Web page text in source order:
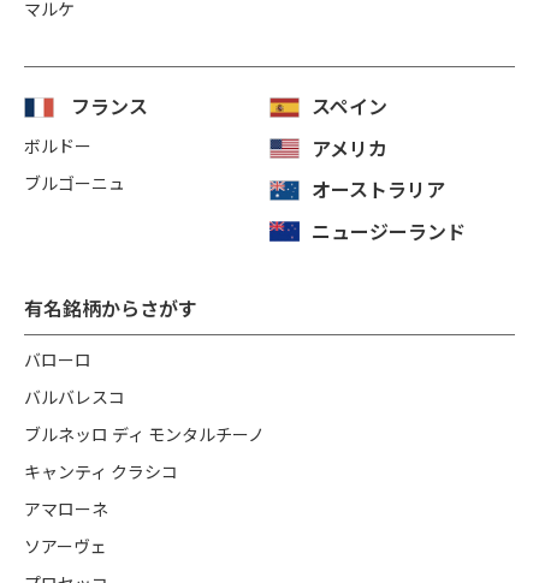
マルケ
フランス
ボルドー
ブルゴーニュ
スペイン
アメリカ
オーストラリア
ニュージーランド
有名銘柄からさがす
バローロ
バルバレスコ
ブルネッロ ディ モンタルチーノ
キャンティ クラシコ
アマローネ
ソアーヴェ